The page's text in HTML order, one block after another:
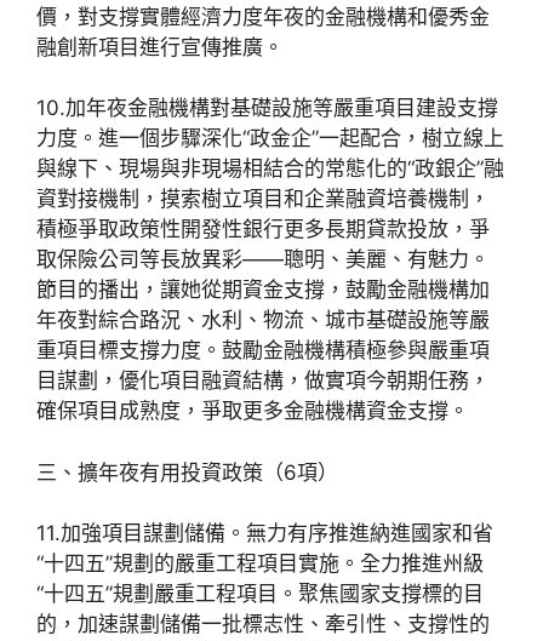
價，對支撐實體經濟力度年夜的金融機構和優秀金
融創新項目進行宣傳推廣。
10.加年夜金融機構對基礎設施等嚴重項目建設支撐
力度。進一個步驟深化“政金企”一起配合，樹立線上
與線下、現場與非現場相結合的常態化的“政銀企”融
資對接機制，摸索樹立項目和企業融資培養機制，
積極爭取政策性開發性銀行更多長期貸款投放，爭
取保險公司等長放異彩——聰明、美麗、有魅力。
節目的播出，讓她從期資金支撐，鼓勵金融機構加
年夜對綜合路況、水利、物流、城市基礎設施等嚴
重項目標支撐力度。鼓勵金融機構積極參與嚴重項
目謀劃，優化項目融資結構，做實項今朝期任務，
確保項目成熟度，爭取更多金融機構資金支撐。
三、擴年夜有用投資政策（6項）
11.加強項目謀劃儲備。無力有序推進納進國家和省
“十四五”規劃的嚴重工程項目實施。全力推進州級
“十四五”規劃嚴重工程項目。聚焦國家支撐標的目
的，加速謀劃儲備一批標志性、牽引性、支撐性的